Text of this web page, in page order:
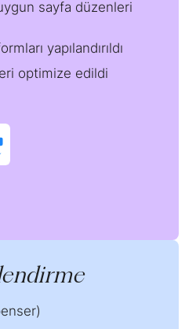
sayfa düzenleri
yapılandırıldı
optimize edildi